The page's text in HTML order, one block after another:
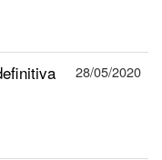
28/05/2020